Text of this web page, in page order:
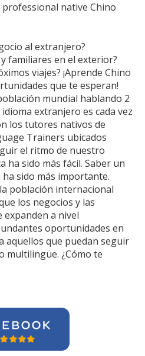
native Chino
al extranjero?
familiares en el exterior?
viajes? ¡Aprende Chino
que te esperan!
mundial hablando 2
extranjero es cada vez
los tutores nativos de
Trainers ubicados
el ritmo de nuestro
ha sido más fácil. Saber un
sido más importante.
población internacional
los negocios y las
expanden a nivel
oportunidades en
aquellos que puedan seguir
multilingüe. ¿Cómo te